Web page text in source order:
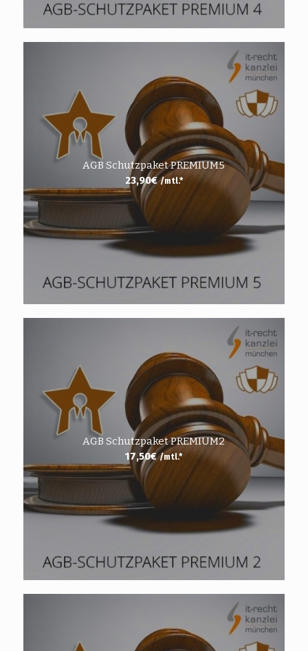
AGB Schutzpaket PREMIUM5
23,90€ /mtl.*
AGB Schutzpaket PREMIUM2
17,50€ /mtl.*